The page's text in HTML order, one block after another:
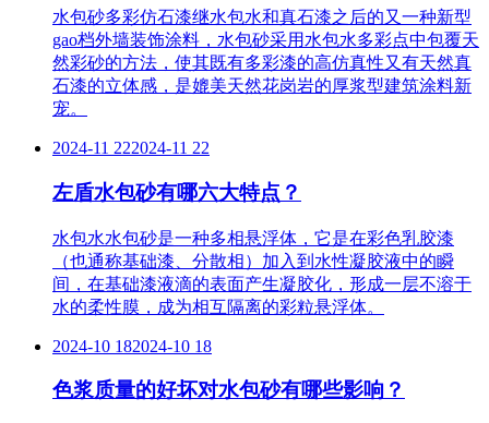
水包砂多彩仿石漆继水包水和真石漆之后的又一种新型
gao档外墙装饰涂料，水包砂采用水包水多彩点中包覆天
然彩砂的方法，使其既有多彩漆的高仿真性又有天然真
石漆的立体感，是媲美天然花岗岩的厚浆型建筑涂料新
宠。
2024-11 222024-11 22
左盾水包砂有哪六大特点？
水包水水包砂是一种多相悬浮体，它是在彩色乳胶漆
（也通称基础漆、分散相）加入到水性凝胶液中的瞬
间，在基础漆液滴的表面产生凝胶化，形成一层不溶于
水的柔性膜，成为相互隔离的彩粒悬浮体。
2024-10 182024-10 18
色浆质量的好坏对水包砂有哪些影响？